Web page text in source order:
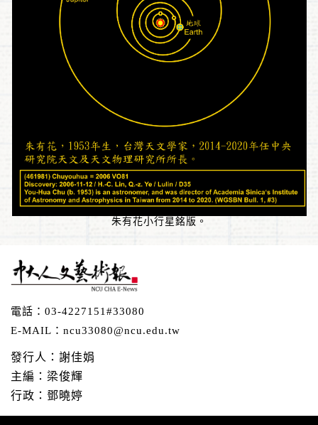
朱有花小行星銘版。
電話： 03-4227151#33080
E-MAIL： ncu33080@ncu.edu.tw
發行人：謝佳娟
主編：梁俊輝
行政：鄧曉婷